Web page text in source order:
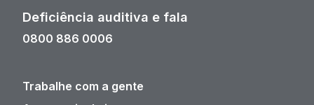
Deficiência auditiva e fala
0800 886 0006
Trabalhe com a gente